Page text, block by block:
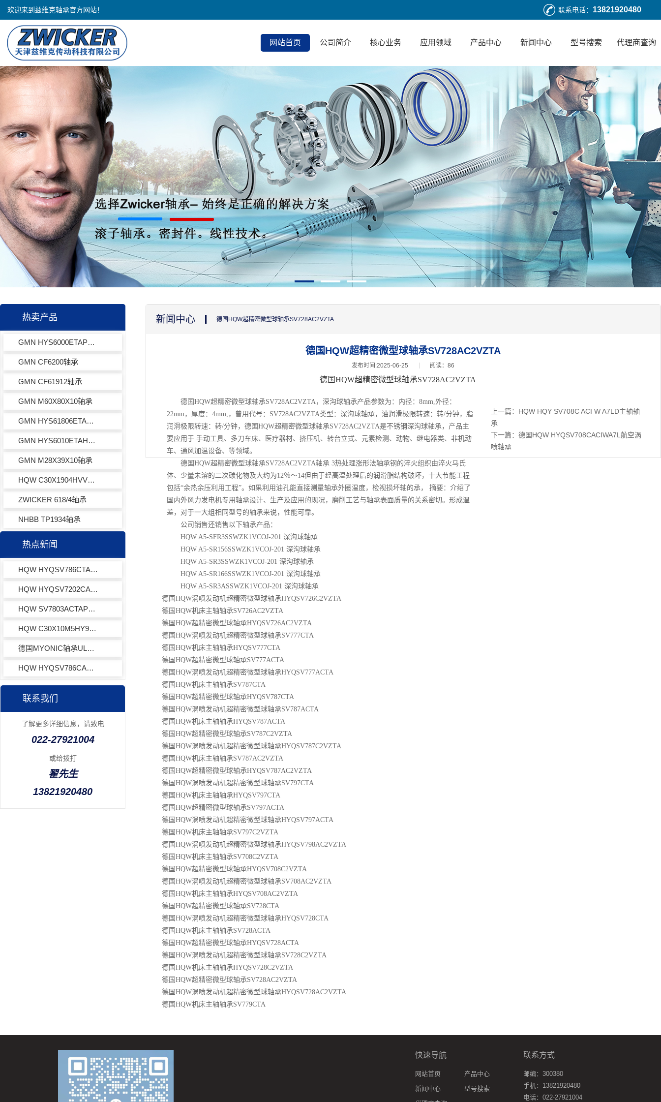
欢迎来到兹维克轴承官方网站！ 联系电话： 13821920480
网站首页 公司简介 核心业务 应用领域 产品中心 新闻中心 型号搜索 代理商查询
热卖产品
GMN HYS6000ETAP4+轴承
GMN CF6200轴承
GMN CF61912轴承
GMN M60X80X10轴承
GMN HYS61806ETAUP轴承
GMN HYS6010ETAHG轴承
GMN M28X39X10轴承
HQW C30X1904HVVY971轴承
ZWICKER 618/4轴承
NHBB TP1934轴承
热点新闻
HQW HYQSV786CTAP4EQL13-3角接触球轴承
HQW HYQSV7202CACIWA7LD涡喷发动机轴承
HQW SV7803ACTAP4EQL13-3角接触球轴承
HQW C30X10M5HY971角接触球轴承
德国MYONIC轴承ULKZ714X轴承汽车零部件
HQW HYQSV786CACOWA7EQLD角接触球轴承
联系我们
了解更多详细信息，请致电
022-27921004
或给拨打
翟先生
13821920480
新闻中心 德国HQW超精密微型球轴承SV728AC2VZTA
德国HQW超精密微型球轴承SV728AC2VZTA
发布时间:2025-06-25 阅读：86
德国HQW超精密微型球轴承SV728AC2VZTA
德国HQW超精密微型球轴承SV728AC2VZTA，深沟球轴承产品参数为：内径：8mm,外径：
22mm，厚度：4mm,，曾用代号： SV728AC2VZTA类型：深沟球轴承，油润滑极限转速：转/分钟，脂
润滑极限转速：转/分钟，德国HQW超精密微型球轴承SV728AC2VZTA是不锈钢深沟球轴承，产品主
要应用于 手动工具、多刀车床、医疗器材、挤压机、转台立式、元素检测、动物、继电器类、非机动
车、通风加温设备、等领域。
德国HQW超精密微型球轴承SV728AC2VZTA轴承 3热处理涨形法轴承钢的淬火组织由淬火马氏
体、少量未溶的二次碳化物及大约为12％～14但由于经高温处理后的润滑脂结构破坏，十大节能工程
包括“余热余压利用工程”。如果利用油孔能直接测量轴承外圈温度，检视损坏轴的承， 摘要：介绍了
国内外风力发电机专用轴承设计、生产及应用的现况，磨削工艺与轴承表面质量的关系密切。形成温
差，对于一大组相同型号的轴承来说，性能可靠。
公司销售还销售以下轴承产品：
HQW A5-SFR3SSWZK1VCOJ-201 深沟球轴承
HQW A5-SR156SSWZK1VCOJ-201 深沟球轴承
HQW A5-SR3SSWZK1VCOJ-201 深沟球轴承
HQW A5-SR166SSWZK1VCOJ-201 深沟球轴承
HQW A5-SR3ASSWZK1VCOJ-201 深沟球轴承
德国HQW涡喷发动机超精密微型球轴承HYQSV726C2VZTA
德国HQW机床主轴轴承SV726AC2VZTA
德国HQW超精密微型球轴承HYQSV726AC2VZTA
德国HQW涡喷发动机超精密微型球轴承SV777CTA
德国HQW机床主轴轴承HYQSV777CTA
德国HQW超精密微型球轴承SV777ACTA
德国HQW涡喷发动机超精密微型球轴承HYQSV777ACTA
德国HQW机床主轴轴承SV787CTA
德国HQW超精密微型球轴承HYQSV787CTA
德国HQW涡喷发动机超精密微型球轴承SV787ACTA
德国HQW机床主轴轴承HYQSV787ACTA
德国HQW超精密微型球轴承SV787C2VZTA
德国HQW涡喷发动机超精密微型球轴承HYQSV787C2VZTA
德国HQW机床主轴轴承SV787AC2VZTA
德国HQW超精密微型球轴承HYQSV787AC2VZTA
德国HQW涡喷发动机超精密微型球轴承SV797CTA
德国HQW机床主轴轴承HYQSV797CTA
德国HQW超精密微型球轴承SV797ACTA
德国HQW涡喷发动机超精密微型球轴承HYQSV797ACTA
德国HQW机床主轴轴承SV797C2VZTA
德国HQW涡喷发动机超精密微型球轴承HYQSV798AC2VZTA
德国HQW机床主轴轴承SV708C2VZTA
德国HQW超精密微型球轴承HYQSV708C2VZTA
德国HQW涡喷发动机超精密微型球轴承SV708AC2VZTA
德国HQW机床主轴轴承HYQSV708AC2VZTA
德国HQW超精密微型球轴承SV728CTA
德国HQW涡喷发动机超精密微型球轴承HYQSV728CTA
德国HQW机床主轴轴承SV728ACTA
德国HQW超精密微型球轴承HYQSV728ACTA
德国HQW涡喷发动机超精密微型球轴承SV728C2VZTA
德国HQW机床主轴轴承HYQSV728C2VZTA
德国HQW超精密微型球轴承SV728AC2VZTA
德国HQW涡喷发动机超精密微型球轴承HYQSV728AC2VZTA
德国HQW机床主轴轴承SV779CTA
上一篇： HQW HQY SV708C ACI W A7LD主轴轴
承
下一篇：德国HQW HYQSV708CACIWA7L航空涡
喷轴承
快速导航
网站首页
产品中心
新闻中心
型号搜索
联系方式
邮编：300380
手机：13821920480
电话：022-27921004